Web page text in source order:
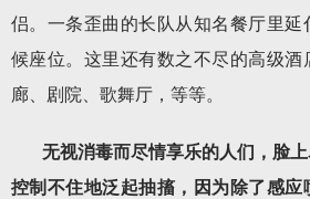
侣。一条歪曲的长队从知名餐厅里延
候座位。这里还有数之不尽的高级酒
廊、剧院、歌舞厅，等等。
无视消毒而尽情享乐的人们，脸
控制不住地泛起抽搐，因为除了感应